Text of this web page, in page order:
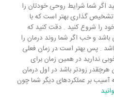
اگر شما شرایط روحی خودتان را
تشخیص گذاری بهتر است که با
را شروع کنید . دقت کنید که
و خب اگر شما روند درمان را
. پس بهتر است در زمان فعلی
ندارید در همین زمان برای
زودتر باشد در اول درمان
بر عملکردهای دیگر شما چون